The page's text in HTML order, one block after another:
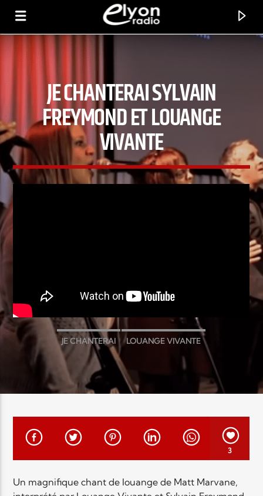
RADIO ELYON
POSITIVE ET ENCOURAGEANTE !
JE CHANTERAI SYLVAIN
FREYMOND ET LOUANGE
VIVANTE
JE CHANTERAI LOUANGE VIVANTE
SYLVAIN FREYMOND
3
Un magnifique chant de louange de Matt Marvane,